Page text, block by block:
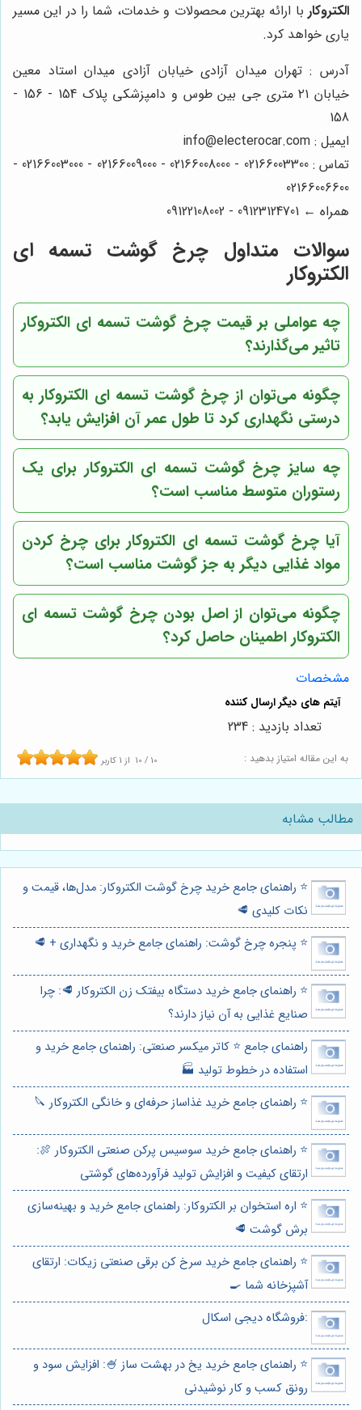
الکتروکار با ارائه بهترین محصولات و خدمات، شما را در این مسیر
یاری خواهد کرد.
آدرس : تهران میدان آزادی خیابان آزادی میدان استاد معین
خیابان ۲۱ متری جی بین طوس و دامپزشکی پلاک 154 - 156 -
158
ایمیل : info@electerocar.com
تماس : 02166003300 - 02166008000 - 02166009000 - 02166003000 -
02166006600
همراه ← 09123124701 - 09122108002
سوالات متداول چرخ گوشت تسمه ای
الکتروکار
چه عواملی بر قیمت چرخ گوشت تسمه ای الکتروکار
تاثیر می‌گذارند؟
چگونه می‌توان از چرخ گوشت تسمه ای الکتروکار به
درستی نگهداری کرد تا طول عمر آن افزایش یابد؟
چه سایز چرخ گوشت تسمه ای الکتروکار برای یک
رستوران متوسط مناسب است؟
آیا چرخ گوشت تسمه ای الکتروکار برای چرخ کردن
مواد غذایی دیگر به جز گوشت مناسب است؟
چگونه می‌توان از اصل بودن چرخ گوشت تسمه ای
الکتروکار اطمینان حاصل کرد؟
مشخصات
به این مقاله امتیاز بدهید : 10 / 10 از 1 کاربر
تعداد بازدید : 234
مطالب مشابه
⭐️ راهنمای جامع خرید چرخ گوشت الکتروکار: مدل‌ها، قیمت و
نکات کلیدی 🥩
⭐️ پنجره چرخ گوشت: راهنمای جامع خرید و نگهداری + 🥩
⭐️ راهنمای جامع خرید دستگاه بیفتک زن الکتروکار 🥩: چرا
صنایع غذایی به آن نیاز دارند؟
راهنمای جامع ⭐️ کاتر میکسر صنعتی: راهنمای جامع خرید و
استفاده در خطوط تولید 🏭
⭐️ راهنمای جامع خرید غذاساز حرفه‌ای و خانگی الکتروکار 🔪
⭐️ راهنمای جامع خرید سوسیس پرکن صنعتی الکتروکار 🍖:
ارتقای کیفیت و افزایش تولید فرآورده‌های گوشتی
⭐️ اره استخوان بر الکتروکار: راهنمای جامع خرید و بهینه‌سازی
برش گوشت 🥩
⭐️ راهنمای جامع خرید سرخ کن برقی صنعتی زیکات: ارتقای
آشپزخانه شما 🍳
:فروشگاه دیجی اسکال
⭐️ راهنمای جامع خرید یخ در بهشت ساز 🍧: افزایش سود و
رونق کسب و کار نوشیدنی